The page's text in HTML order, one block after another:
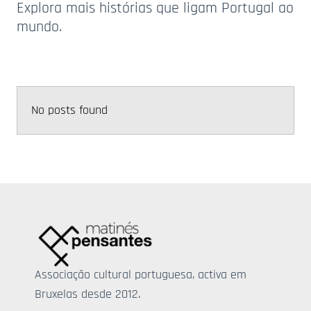
Explora mais histórias que ligam Portugal ao
mundo.
No posts found
Associação cultural portuguesa, activa em
Bruxelas desde 2012.